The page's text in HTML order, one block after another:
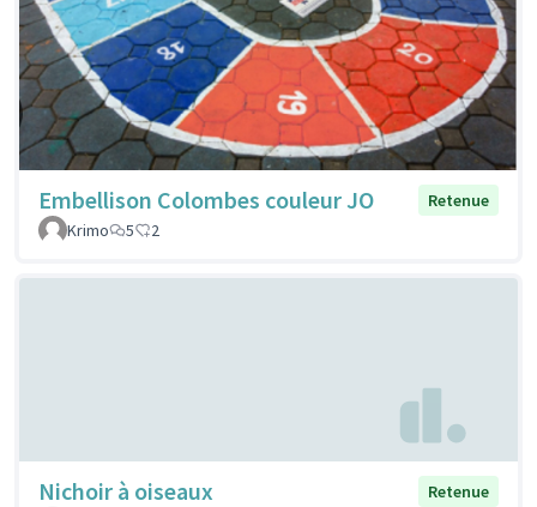
Embellison Colombes couleur JO
Retenue
Krimo
5 2
Nichoir à oiseaux
Retenue